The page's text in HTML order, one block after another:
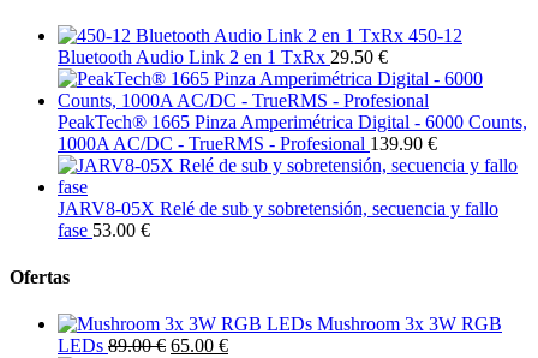
450-12
Bluetooth Audio Link 2 en 1 TxRx 29.50 €
PeakTech® 1665 Pinza Amperimétrica Digital - 6000 Counts,
1000A AC/DC - TrueRMS - Profesional 139.90 €
JARV8-05X Relé de sub y sobretensión, secuencia y fallo
fase 53.00 €
Ofertas
Mushroom 3x 3W RGB
LEDs 89.00 € 65.00 €